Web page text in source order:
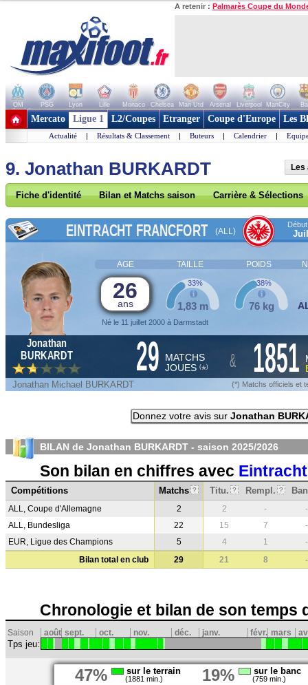
A retenir : Palmarès Coupe du
OM PSG Lyon Lille Monaco Chelsea Man Utd Arsenal Liverpool ManCity
+ de clubs
Mercato Ligue 1 L2/Coupes Etranger Coupe d'Europe Les
Actualité | Résultats & Classement | Buteurs | Calendrier |
9. Jonathan BURKARDT
Fiche d'identité Bilan et Matchs saison Carrière & Sélections
EINTRACHT FRANCFORT (ALL)
AGE TAILLE POIDS
26
ans
Né le 11 juillet 2000 à Darmstadt
1,83 m
33%
76 kg
38%
Jonathan
BURKARDT
29 MATCHS
JOUES (*) & 1851
Jonathan Michael BURKARDT (*) Matchs officiels et
Donnez votre avis sur Jonathan
BILAN de Jonathan BURKARDT - saison 2025/2026
Son bilan en chiffres avec
Compétitions Matchs ? Titu. ? Rempl. ?
ALL, Coupe d'Allemagne 2 2 -
-
ALL, Bundesliga
22 15 7
-
EUR, Ligue des Champions
5 4 1
-
Bilan total en club
29 21 8 -
Chronologie et bilan de son temps
Saison août sept. oct. nov. déc. janv. févr. mars
Tps jeu:
47% sur le terrain
(1881 min.) 19% sur le banc
(759 min.)